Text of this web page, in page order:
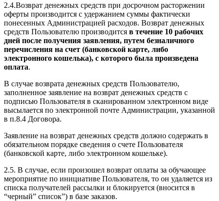
2.4.Возврат денежных средств при досрочном расторжении
оферты производится с удержанием суммы фактически
понесенных Администрацией расходов. Возврат денежных
средств Пользователю производится в течение 10 рабочих
дней после получения заявления, путем безналичного
перечисления на счет (банковской карте, либо
электронного кошелька), с которого была произведена
оплата.
В случае возврата денежных средств Пользователю,
заполненное заявление на возврат денежных средств с
подписью Пользователя в сканированном электронном виде
высылается по электронной почте Администрации, указанной
в п.8.4 Договора.
Заявление на возврат денежных средств должно содержать в
обязательном порядке сведения о счете Пользователя
(банковской карте, либо электронном кошельке).
2.5. В случае, если произошел возврат оплаты за обучающее
мероприятие по инициативе Пользователя, то он удаляется из
списка получателей рассылки и блокируется (вносится в
“черный” список”) в базе заказов.